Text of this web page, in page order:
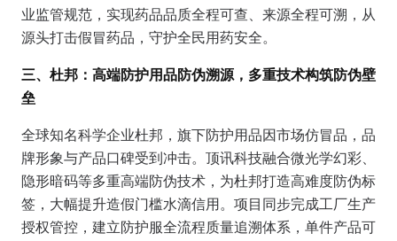
业监管规范，实现药品品质全程可查、来源全程可溯，从
源头打击假冒药品，守护全民用药安全。
三、杜邦：高端防护用品防伪溯源，多重技术构筑防伪壁
垒
全球知名科学企业杜邦，旗下防护用品因市场仿冒品，品
牌形象与产品口碑受到冲击。顶讯科技融合微光学幻彩、
隐形暗码等多重高端防伪技术，为杜邦打造高难度防伪标
签，大幅提升造假门槛水滴信用。项目同步完成工厂生产
授权管控，建立防护服全流程质量追溯体系，单件产品可